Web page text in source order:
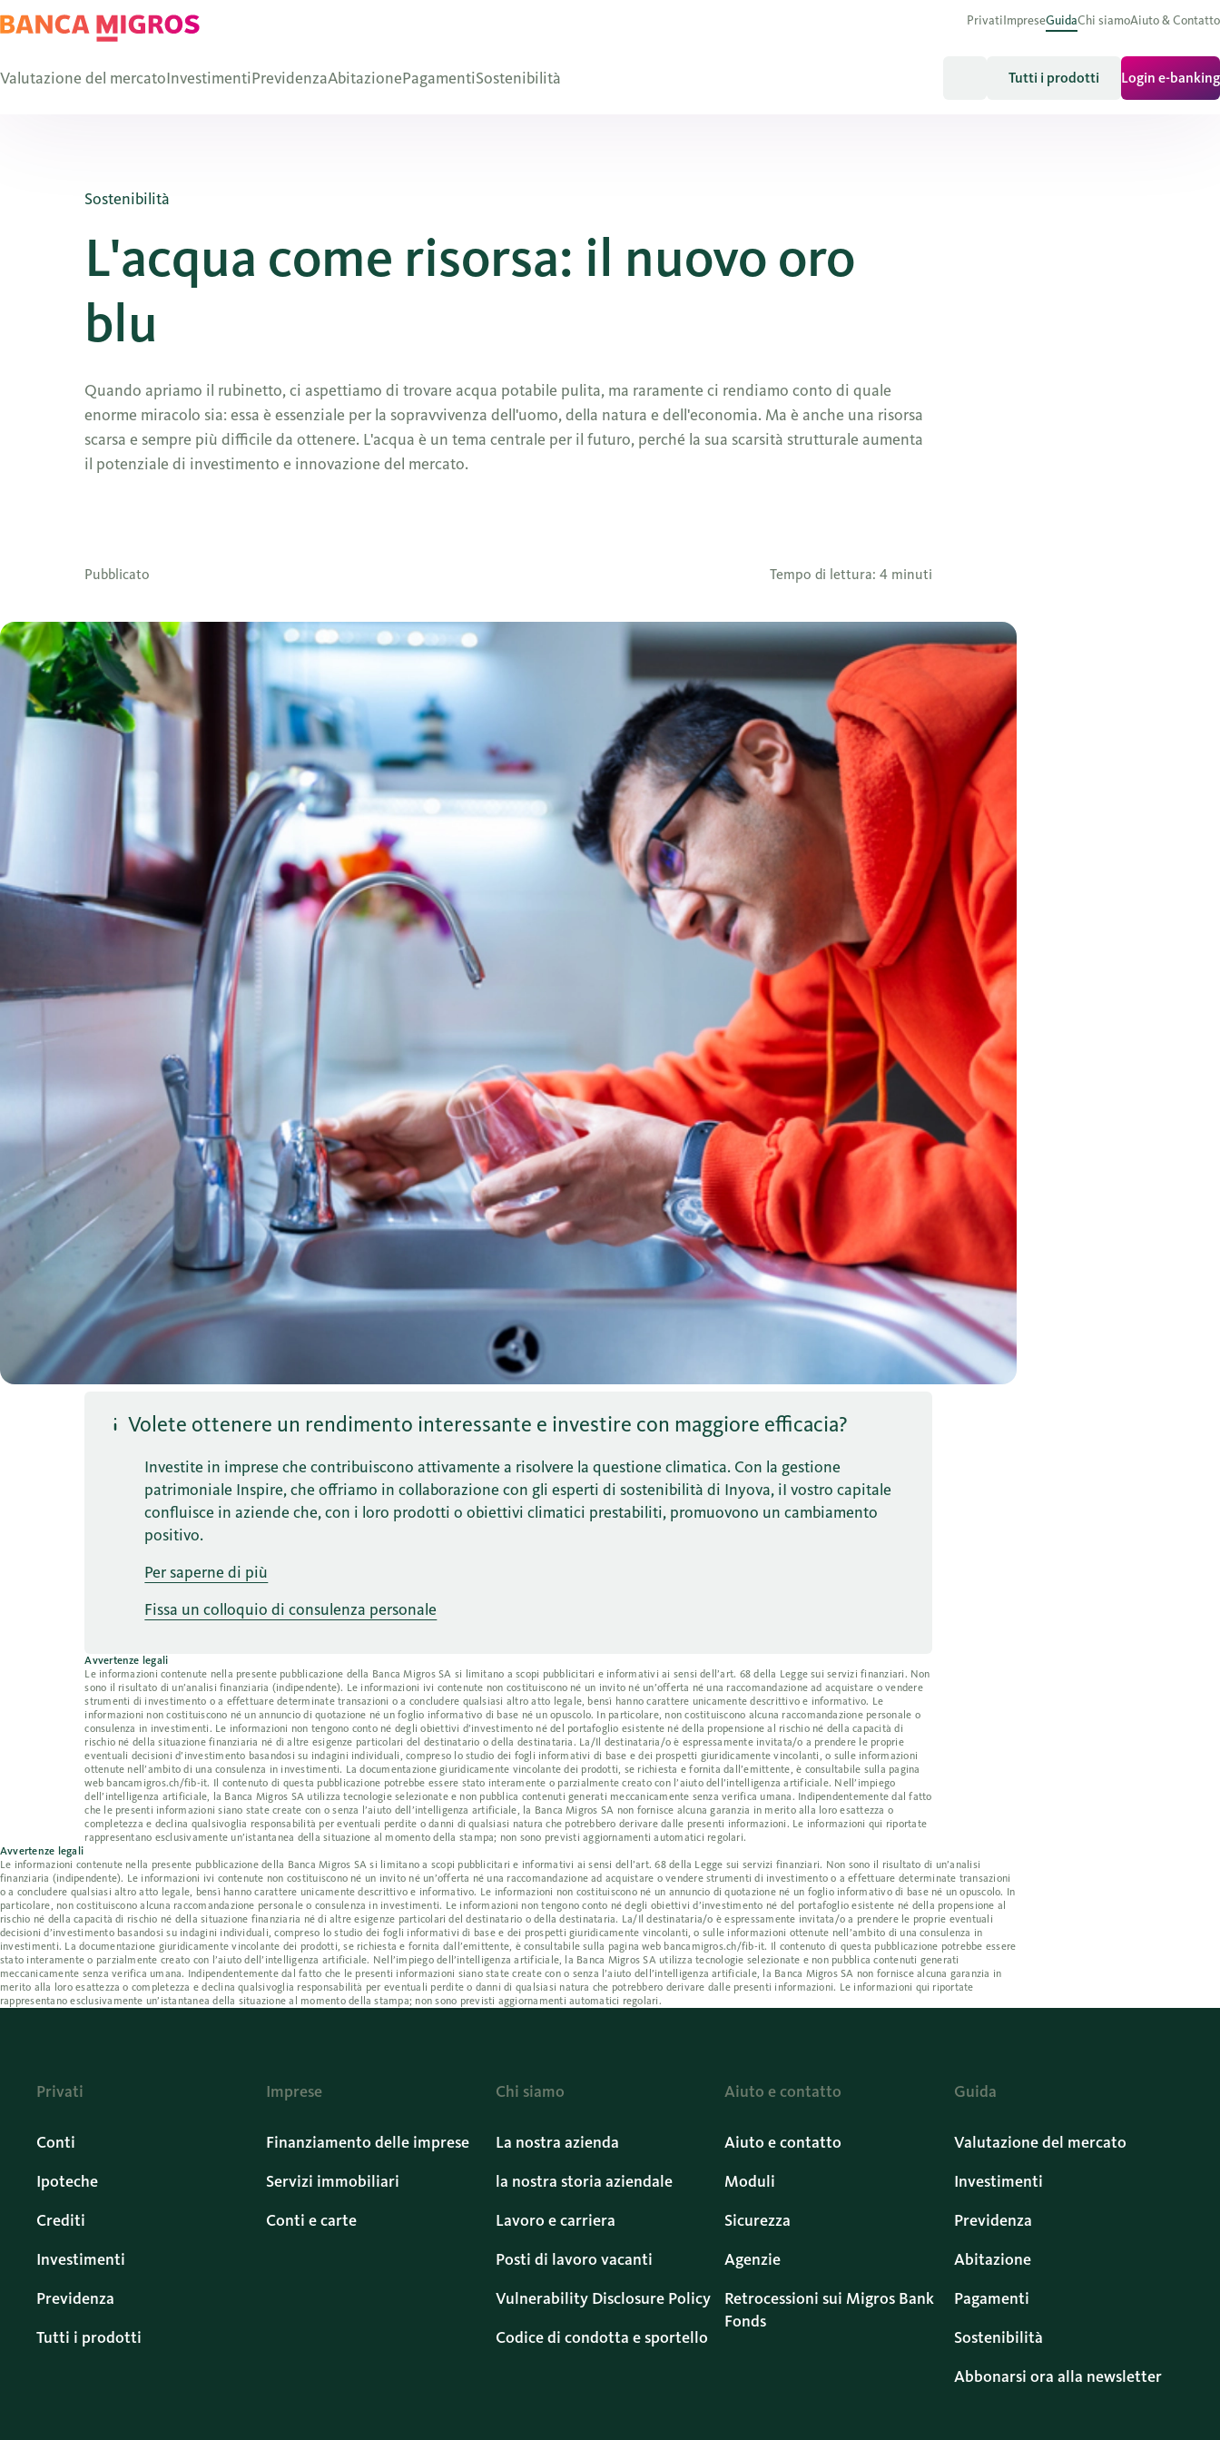
PrivatiImpreseGuidaChi siamoAiuto & Contatto
Valutazione del mercatoInvestimentiPrevidenzaAbitazionePagamentiSostenibilità Tutti i prodotti Login e-banking
Sostenibilità
L'acqua come risorsa: il nuovo oro
blu
Quando apriamo il rubinetto, ci aspettiamo di trovare acqua potabile pulita, ma raramente ci rendiamo conto di quale
enorme miracolo sia: essa è essenziale per la sopravvivenza dell'uomo, della natura e dell'economia. Ma è anche una risorsa
scarsa e sempre più difficile da ottenere. L'acqua è un tema centrale per il futuro, perché la sua scarsità strutturale aumenta
il potenziale di investimento e innovazione del mercato.
Pubblicato Tempo di lettura: 4 minuti
Volete ottenere un rendimento interessante e investire con maggiore efficacia?
Investite in imprese che contribuiscono attivamente a risolvere la questione climatica. Con la gestione
patrimoniale Inspire, che offriamo in collaborazione con gli esperti di sostenibilità di Inyova, iI vostro capitale
confluisce in aziende che, con i loro prodotti o obiettivi climatici prestabiliti, promuovono un cambiamento
positivo.
Per saperne di più
Fissa un colloquio di consulenza personale
Avvertenze legali
Le informazioni contenute nella presente pubblicazione della Banca Migros SA si limitano a scopi pubblicitari e informativi ai sensi dell’art. 68 della Legge sui servizi finanziari. Non
sono il risultato di un’analisi finanziaria (indipendente). Le informazioni ivi contenute non costituiscono né un invito né un’offerta né una raccomandazione ad acquistare o vendere
strumenti di investimento o a effettuare determinate transazioni o a concludere qualsiasi altro atto legale, bensì hanno carattere unicamente descrittivo e informativo. Le
informazioni non costituiscono né un annuncio di quotazione né un foglio informativo di base né un opuscolo. In particolare, non costituiscono alcuna raccomandazione personale o
consulenza in investimenti. Le informazioni non tengono conto né degli obiettivi d’investimento né del portafoglio esistente né della propensione al rischio né della capacità di
rischio né della situazione finanziaria né di altre esigenze particolari del destinatario o della destinataria. La/Il destinataria/o è espressamente invitata/o a prendere le proprie
eventuali decisioni d’investimento basandosi su indagini individuali, compreso lo studio dei fogli informativi di base e dei prospetti giuridicamente vincolanti, o sulle informazioni
ottenute nell’ambito di una consulenza in investimenti. La documentazione giuridicamente vincolante dei prodotti, se richiesta e fornita dall’emittente, è consultabile sulla pagina
web bancamigros.ch/fib-it. Il contenuto di questa pubblicazione potrebbe essere stato interamente o parzialmente creato con l’aiuto dell’intelligenza artificiale. Nell’impiego
dell’intelligenza artificiale, la Banca Migros SA utilizza tecnologie selezionate e non pubblica contenuti generati meccanicamente senza verifica umana. Indipendentemente dal fatto
che le presenti informazioni siano state create con o senza l’aiuto dell’intelligenza artificiale, la Banca Migros SA non fornisce alcuna garanzia in merito alla loro esattezza o
completezza e declina qualsivoglia responsabilità per eventuali perdite o danni di qualsiasi natura che potrebbero derivare dalle presenti informazioni. Le informazioni qui riportate
rappresentano esclusivamente un’istantanea della situazione al momento della stampa; non sono previsti aggiornamenti automatici regolari.
Avvertenze legali
Le informazioni contenute nella presente pubblicazione della Banca Migros SA si limitano a scopi pubblicitari e informativi ai sensi dell’art. 68 della Legge sui servizi finanziari. Non sono il risultato di un’analisi
finanziaria (indipendente). Le informazioni ivi contenute non costituiscono né un invito né un’offerta né una raccomandazione ad acquistare o vendere strumenti di investimento o a effettuare determinate transazioni
o a concludere qualsiasi altro atto legale, bensì hanno carattere unicamente descrittivo e informativo. Le informazioni non costituiscono né un annuncio di quotazione né un foglio informativo di base né un opuscolo. In
particolare, non costituiscono alcuna raccomandazione personale o consulenza in investimenti. Le informazioni non tengono conto né degli obiettivi d’investimento né del portafoglio esistente né della propensione al
rischio né della capacità di rischio né della situazione finanziaria né di altre esigenze particolari del destinatario o della destinataria. La/Il destinataria/o è espressamente invitata/o a prendere le proprie eventuali
decisioni d’investimento basandosi su indagini individuali, compreso lo studio dei fogli informativi di base e dei prospetti giuridicamente vincolanti, o sulle informazioni ottenute nell’ambito di una consulenza in
investimenti. La documentazione giuridicamente vincolante dei prodotti, se richiesta e fornita dall’emittente, è consultabile sulla pagina web bancamigros.ch/fib-it. Il contenuto di questa pubblicazione potrebbe essere
stato interamente o parzialmente creato con l’aiuto dell’intelligenza artificiale. Nell’impiego dell’intelligenza artificiale, la Banca Migros SA utilizza tecnologie selezionate e non pubblica contenuti generati
meccanicamente senza verifica umana. Indipendentemente dal fatto che le presenti informazioni siano state create con o senza l’aiuto dell’intelligenza artificiale, la Banca Migros SA non fornisce alcuna garanzia in
merito alla loro esattezza o completezza e declina qualsivoglia responsabilità per eventuali perdite o danni di qualsiasi natura che potrebbero derivare dalle presenti informazioni. Le informazioni qui riportate
rappresentano esclusivamente un’istantanea della situazione al momento della stampa; non sono previsti aggiornamenti automatici regolari.
Privati
Conti
Ipoteche
Crediti
Investimenti
Previdenza
Tutti i prodotti
Imprese
Finanziamento delle imprese
Servizi immobiliari
Conti e carte
Chi siamo
La nostra azienda
la nostra storia aziendale
Lavoro e carriera
Posti di lavoro vacanti
Vulnerability Disclosure Policy
Codice di condotta e sportello
Aiuto e contatto
Aiuto e contatto
Moduli
Sicurezza
Agenzie
Retrocessioni sui Migros Bank
Fonds
Guida
Valutazione del mercato
Investimenti
Previdenza
Abitazione
Pagamenti
Sostenibilità
Abbonarsi ora alla newsletter